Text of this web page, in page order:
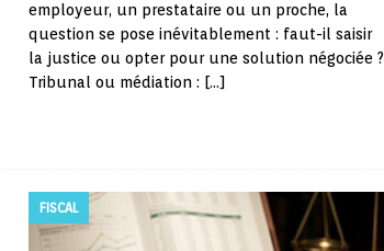
employeur, un prestataire ou un proche, la
question se pose inévitablement : faut-il saisir
la justice ou opter pour une solution négociée ?
Tribunal ou médiation : […]
FISCAL